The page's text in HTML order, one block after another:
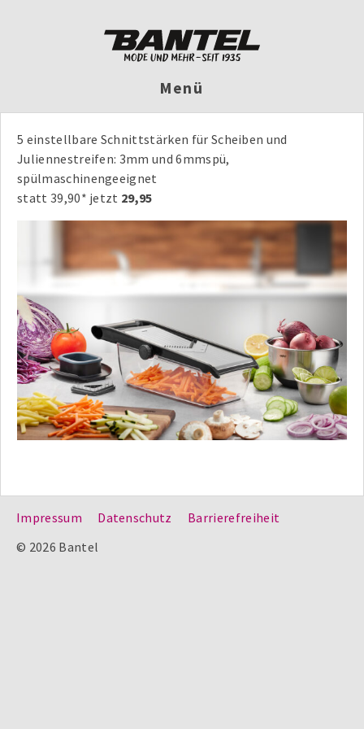
Menü
5 einstellbare Schnittstärken für Scheiben und
Juliennestreifen: 3mm und 6mmspü,
spülmaschinengeeignet
statt 39,90* jetzt 29,95
Impressum Datenschutz
Barrierefreiheit
© 2026 Bantel